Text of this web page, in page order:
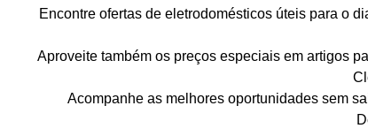
Encontre ofertas de eletrodomésticos úteis para o
Aproveite também os preços especiais em artigos
Acompanhe as melhores oportunidades sem